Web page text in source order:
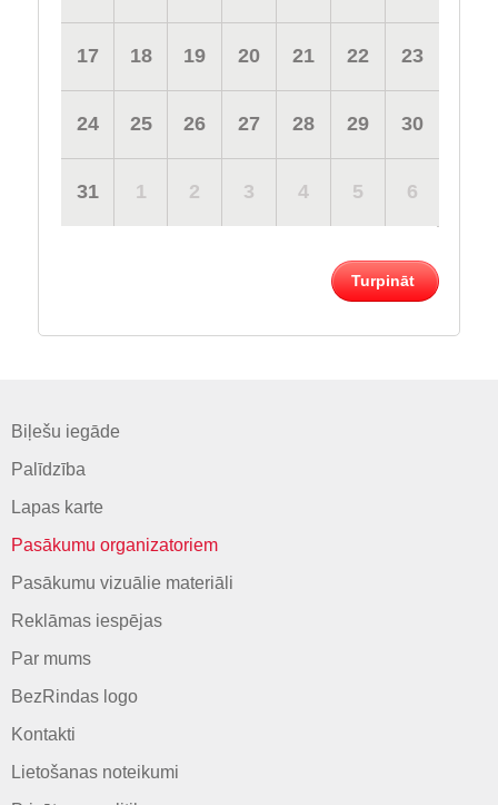
17 18 19 20 21 22 23
24 25 26 27 28 29 30
31 1 2 3 4 5 6
Turpināt
Biļešu iegāde
Palīdzība
Lapas karte
Pasākumu organizatoriem
Pasākumu vizuālie materiāli
Reklāmas iespējas
Par mums
BezRindas logo
Kontakti
Lietošanas noteikumi